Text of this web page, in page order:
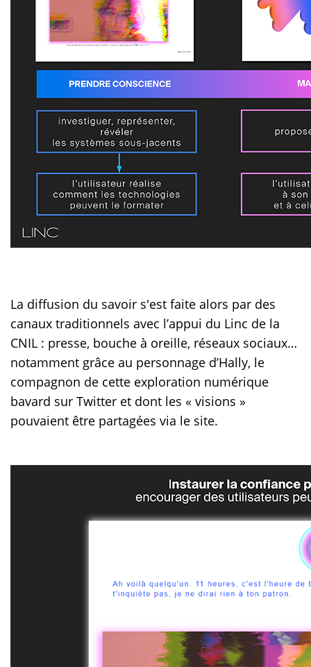
La diffusion du savoir s'est faite alors par des
canaux traditionnels avec l’appui du Linc de la
CNIL : presse, bouche à oreille, réseaux sociaux…
notamment grâce au personnage d’Hally, le
compagnon de cette exploration numérique
bavard sur Twitter et dont les « visions »
pouvaient être partagées via le site.